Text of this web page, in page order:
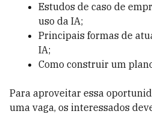
Estudos de caso de
uso da IA;
Principais formas de
IA;
Como construir um
Para aproveitar essa
uma vaga, os interessados